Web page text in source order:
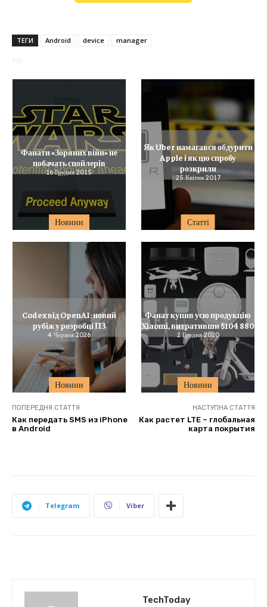
ТЕГИ Android device manager
Новини
Фанати «Зоряних війн» не
побачать спойлерів
16 Грудня 2015
Статті
Як Uber намагався обдурити
Apple і як цю спробу
розкрили
25 Квітня 2017
Новини
Codex від OpenAI: новий
рубіж у розробці ПЗ
4 Червня 2026
Новини
Фанат купив усю продукцію
Xiaomi, витративши $104 880
2 Грудня 2020
ПОПЕРЕДНЯ СТАТТЯ
Как передать SMS из iPhone
в Android
НАСТУПНА СТАТТЯ
Как растет LTE – глобальная
карта покрытия
Telegram Viber
TechToday